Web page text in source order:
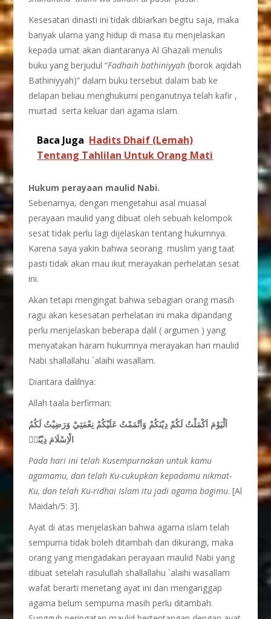
Kesesatan dinasti ini tidak dibiarkan begitu saja, maka
banyak ulama yang hidup di masa itu menjelaskan
kepada umat akan diantaranya Al Ghazali menulis
buku yang berjudul “Fadhaih bathiniyyah (borok aqidah
Bathiniyyah)” dalam buku tersebut dalam bab ke
delapan beliau menghukumi penganutnya telah kafir ,
murtad serta keluar dari agama islam.
Baca Juga Hadits Dhaif (Lemah)
Tentang Tahlilan Untuk Orang Mati
Hukum perayaan maulid Nabi.
Sebenarnya, dengan mengetahui asal muasal
perayaan maulid yang dibuat oleh sebuah kelompok
sesat tidak perlu lagi dijelaskan tentang hukumnya.
Karena saya yakin bahwa seorang muslim yang taat
pasti tidak akan mau ikut merayakan perhelatan sesat
ini.
Akan tetapi mengingat bahwa sebagian orang masih
ragu akan kesesatan perhelatan ini maka dipandang
perlu menjelaskan beberapa dalil ( argumen ) yang
menyatakan haram hukumnya merayakan hari maulid
Nabi shallallahu `alaihi wasallam.
Diantara dalilnya:
Allah taala berfirman:
اَلْيَوْمَ اَكْمَلْتُ لَكُمْ دِيْنَكُمْ وَاَتْمَمْتُ عَلَيْكُمْ نِعْمَتِيْ وَرَضِيْتُ لَكُمُ
الْاِسْلَامَ دِيْنًاۗ
Pada hari ini telah Kusempurnakan untuk kamu
agamamu, dan telah Ku-cukupkan kepadamu nikmat-
Ku, dan telah Ku-ridhai Islam itu jadi agama bagimu. [Al
Maidah/5: 3].
Ayat di atas menjelaskan bahwa agama islam telah
sempurna tidak boleh ditambah dan dikurangi, maka
orang yang mengadakan perayaan maulid Nabi yang
dibuat setelah rasulullah shallallahu `alaihi wasallam
wafat berarti menetang ayat ini dan menganggap
agama belum sempurna masih perlu ditambah.